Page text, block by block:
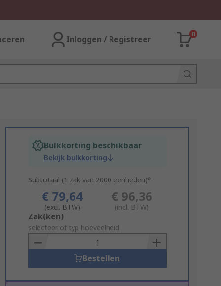
Inloggen / Registreer
0
Bulkkorting beschikbaar
Bekijk bulkkorting
Subtotaal (1 zak van 2000 eenheden)*
€ 79,64
(excl. BTW)
€ 96,36
(incl. BTW)
Add
to
Basket
Zak(ken)
selecteer of typ hoeveelheid
Bestellen